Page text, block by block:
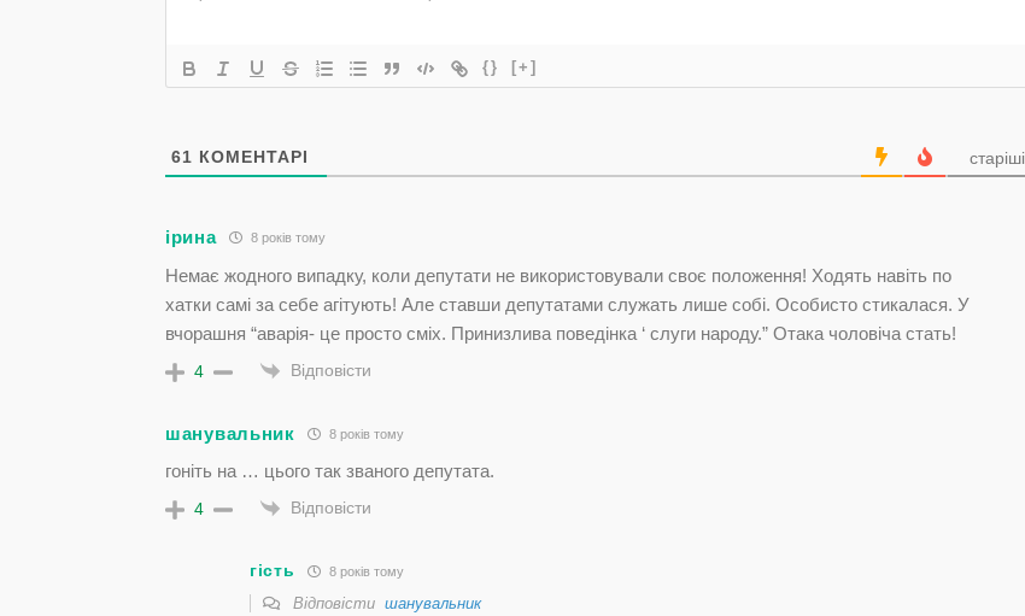
{} [+]
61 КОМЕНТАРІ старіші
ірина 8 років тому
Немає жодного випадку, коли депутати не використовували своє положення! Ходять навіть по
хатки самі за себе агітують! Але ставши депутатами служать лише собі. Особисто стикалася. У
вчорашня “аварія- це просто сміх. Принизлива поведінка ‘ слуги народу.” Отака чоловіча стать!
4 Відповісти
шанувальник 8 років тому
гоніть на … цього так званого депутата.
4 Відповісти
гість 8 років тому
Відповісти шанувальник